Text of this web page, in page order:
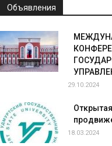
Объявления
29.10.2024
18.03.2024